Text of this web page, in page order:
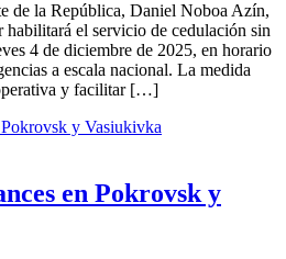
de la República, Daniel Noboa Azín,
el servicio de cedulación sin
4 de diciembre de 2025, en horario
a escala nacional. La medida
y facilitar […]
en Pokrovsk y